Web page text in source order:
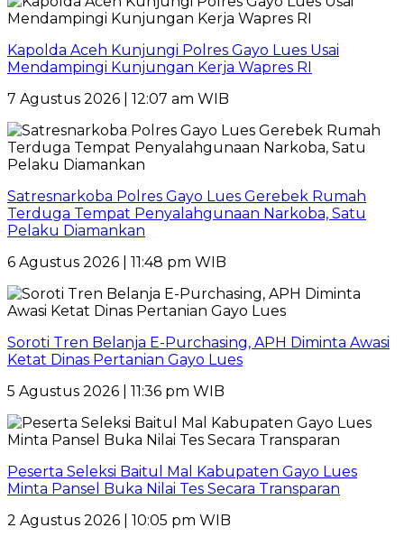
Kapolda Aceh Kunjungi Polres Gayo Lues Usai
Mendampingi Kunjungan Kerja Wapres RI
7 Agustus 2026 | 12:07 am WIB
Satresnarkoba Polres Gayo Lues Gerebek Rumah
Terduga Tempat Penyalahgunaan Narkoba, Satu
Pelaku Diamankan
6 Agustus 2026 | 11:48 pm WIB
Soroti Tren Belanja E-Purchasing, APH Diminta Awasi
Ketat Dinas Pertanian Gayo Lues
5 Agustus 2026 | 11:36 pm WIB
Peserta Seleksi Baitul Mal Kabupaten Gayo Lues
Minta Pansel Buka Nilai Tes Secara Transparan
2 Agustus 2026 | 10:05 pm WIB